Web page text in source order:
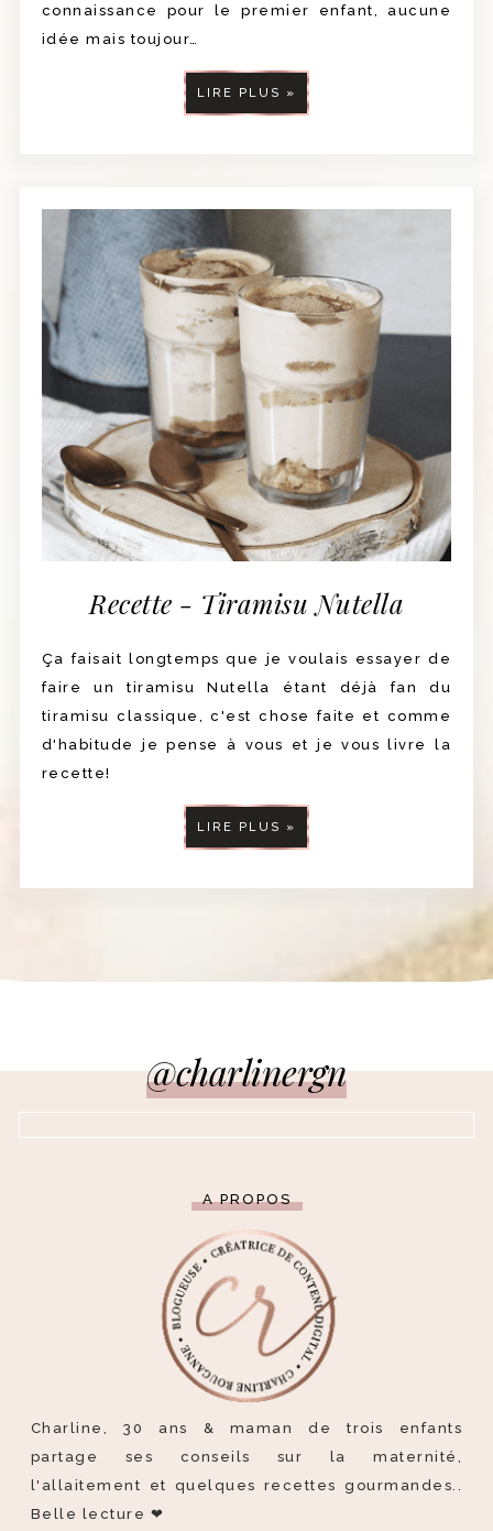
connaissance pour le premier enfant, aucune
idée mais toujour…
LIRE PLUS »
Recette - Tiramisu Nutella
Ça faisait longtemps que je voulais essayer de
faire un tiramisu Nutella étant déjà fan du
tiramisu classique, c'est chose faite et comme
d'habitude je pense à vous et je vous livre la
recette!
LIRE PLUS »
@charlinergn
A PROPOS
Charline, 30 ans & maman de trois enfants
partage ses conseils sur la maternité,
l'allaitement et quelques recettes gourmandes..
Belle lecture ❤